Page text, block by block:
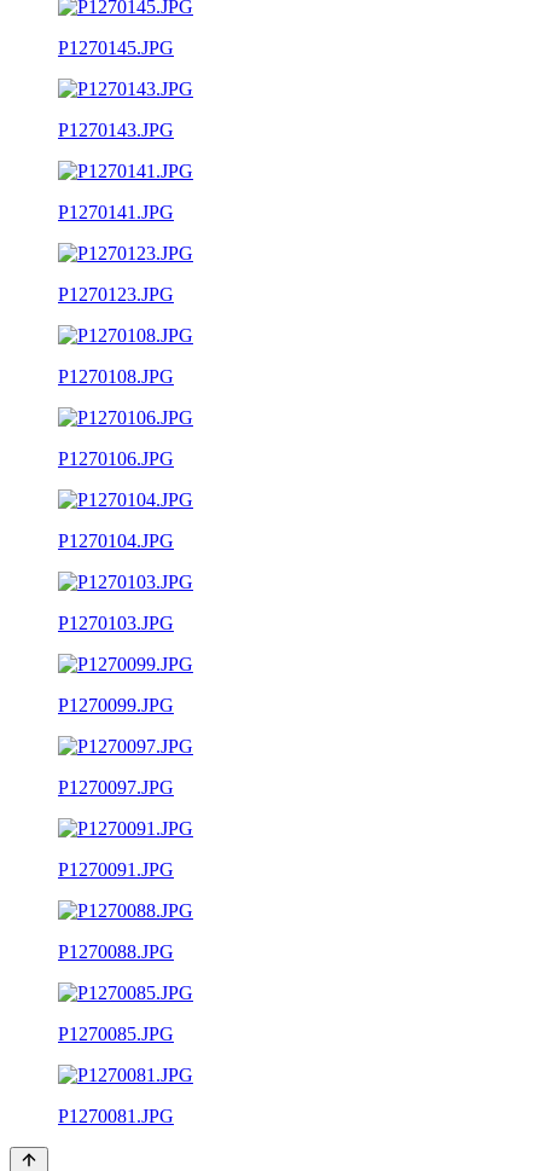
P1270145.JPG
P1270143.JPG
P1270141.JPG
P1270123.JPG
P1270108.JPG
P1270106.JPG
P1270104.JPG
P1270103.JPG
P1270099.JPG
P1270097.JPG
P1270091.JPG
P1270088.JPG
P1270085.JPG
P1270081.JPG